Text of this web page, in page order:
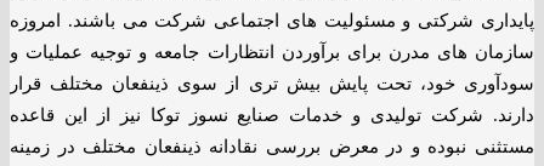
پایداری شرکتی و مسئولیت های اجتماعی شرکت می باشند. امروزه
سازمان های مدرن برای برآوردن انتظارات جامعه و توجیه عملیات و
سودآوری خود، تحت پایش بیش تری از سوی ذینفعان مختلف قرار
دارند. شرکت تولیدی و خدمات صنایع نسوز توکا نیز از این قاعده
مستثنی نبوده و در معرض بررسی نقادانه ذینفعان مختلف در زمینه